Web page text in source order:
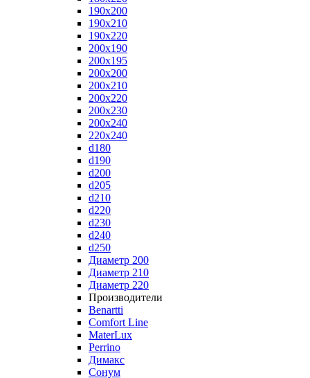
190x200
190x210
190x220
200x190
200x195
200x200
200x210
200x220
200x230
200x240
220x240
d180
d190
d200
d205
d210
d220
d230
d240
d250
Диаметр 200
Диаметр 210
Диаметр 220
Производители
Benartti
Comfort Line
MaterLux
Perrino
Димакс
Сонум